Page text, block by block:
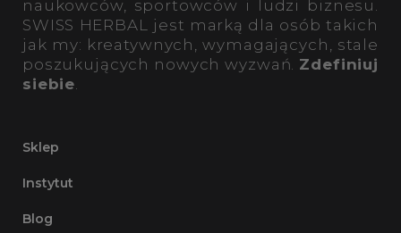
naukowców, sportowców i ludzi biznesu.
SWISS HERBAL jest marką dla osób takich
jak my: kreatywnych, wymagających, stale
poszukujących nowych wyzwań. Zdefiniuj
siebie
Sklep
Instytut
Blog